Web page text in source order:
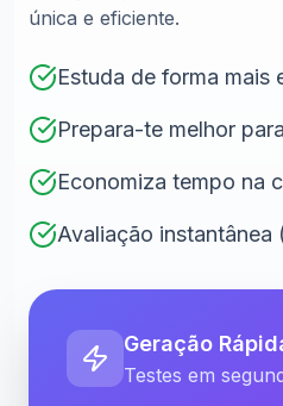
única e eficiente.
Estuda de forma mais
Prepara-te melhor
Economiza tempo na
Avaliação instantânea
Geração
Testes em